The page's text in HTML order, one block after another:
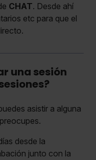
CHAT. Desde ahí
etc para que el
una sesión
asistir a alguna
desde la
junto con la